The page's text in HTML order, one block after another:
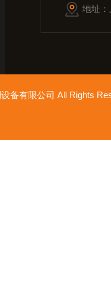
地址
备有限公司 All Rights